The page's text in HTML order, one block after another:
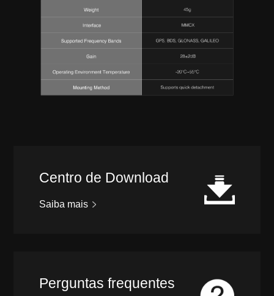
Centro de Download
Saiba mais
Perguntas frequentes